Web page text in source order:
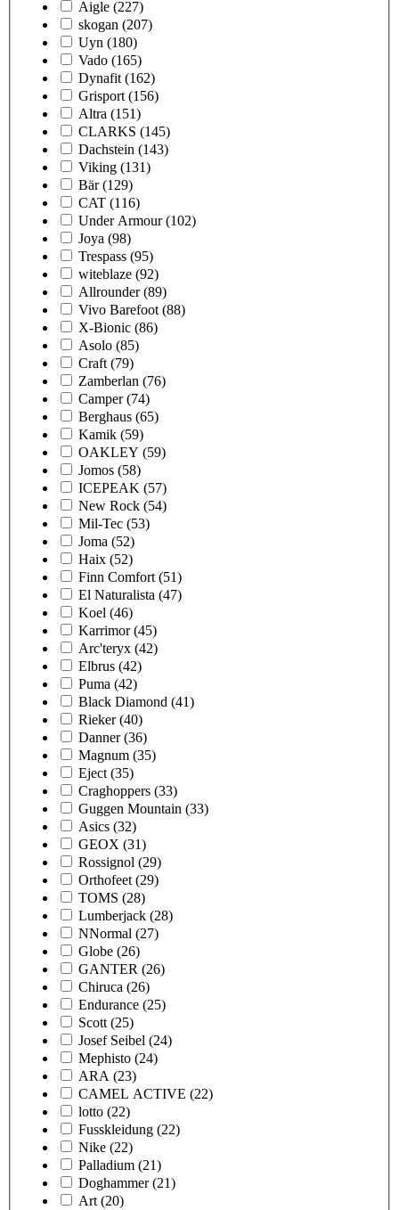
Aigle (227)
skogan (207)
Uyn (180)
Vado (165)
Dynafit (162)
Grisport (156)
Altra (151)
CLARKS (145)
Dachstein (143)
Viking (131)
Bär (129)
CAT (116)
Under Armour (102)
Joya (98)
Trespass (95)
witeblaze (92)
Allrounder (89)
Vivo Barefoot (88)
X-Bionic (86)
Asolo (85)
Craft (79)
Zamberlan (76)
Camper (74)
Berghaus (65)
Kamik (59)
OAKLEY (59)
Jomos (58)
ICEPEAK (57)
New Rock (54)
Mil-Tec (53)
Joma (52)
Haix (52)
Finn Comfort (51)
El Naturalista (47)
Koel (46)
Karrimor (45)
Arc'teryx (42)
Elbrus (42)
Puma (42)
Black Diamond (41)
Rieker (40)
Danner (36)
Magnum (35)
Eject (35)
Craghoppers (33)
Guggen Mountain (33)
Asics (32)
GEOX (31)
Rossignol (29)
Orthofeet (29)
TOMS (28)
Lumberjack (28)
NNormal (27)
Globe (26)
GANTER (26)
Chiruca (26)
Endurance (25)
Scott (25)
Josef Seibel (24)
Mephisto (24)
ARA (23)
CAMEL ACTIVE (22)
lotto (22)
Fusskleidung (22)
Nike (22)
Palladium (21)
Doghammer (21)
Art (20)